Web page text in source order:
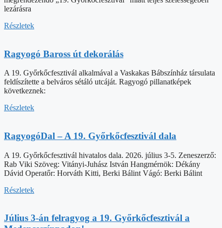
lezárásra
Részletek
Ragyogó Baross út dekorálás
A 19. Győrkőcfesztivál alkalmával a Vaskakas Bábszínház társulata
feldíszítette a belváros sétáló utcáját. Ragyogó pillanatképek
következnek:
Részletek
RagyogóDal – A 19. Győrkőcfesztivál dala
A 19. Győrkőcfesztivál hivatalos dala. 2026. július 3-5. Zeneszerző:
Rab Viki Szöveg: Vitányi-Juhász István Hangmérnök: Dékány
Dávid Operatőr: Horváth Kitti, Berki Bálint Vágó: Berki Bálint
Részletek
Július 3-án felragyog a 19. Győrkőcfesztivál a